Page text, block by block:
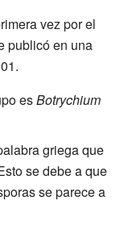
vez por el
publicó en una
esBotrychium
griega que
se debe a que
se parece a